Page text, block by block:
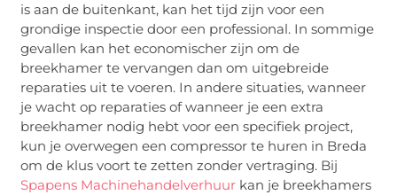
is aan de buitenkant, kan het tijd zijn voor een
grondige inspectie door een professional. In sommige
gevallen kan het economischer zijn om de
breekhamer te vervangen dan om uitgebreide
reparaties uit te voeren. In andere situaties, wanneer
je wacht op reparaties of wanneer je een extra
breekhamer nodig hebt voor een specifiek project,
kun je overwegen een compressor te huren in Breda
om de klus voort te zetten zonder vertraging. Bij
Spapens Machinehandelverhuur kan je breekhamers